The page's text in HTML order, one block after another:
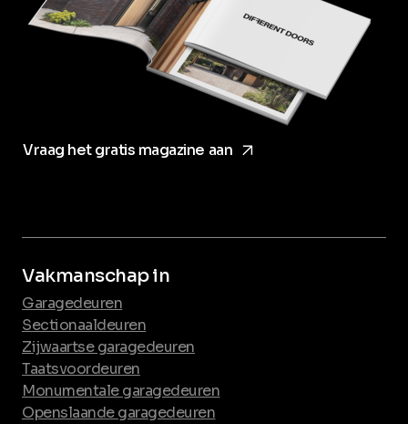
Vakmanschap in
Garagedeuren
Sectionaaldeuren
Zijwaartse garagedeuren
Taatsvoordeuren
Monumentale garagedeuren
Openslaande garagedeuren
Vraag het gratis magazine aanarrow_forward